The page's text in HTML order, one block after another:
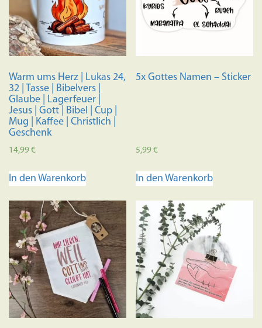
Optionen
können
auf
der
gewählt
werden
können
gewählt
Warm ums Herz | Lukas 24,
32 | Tasse | Bibelvers |
Glaube | Lagerfeuer |
Jesus | Gott | Bibel | Cup |
Mug | Kaffee | Christlich |
Geschenk
14,99€
In den Warenkorb
5x Gottes Namen – Sticker
5,99€
In den Warenkorb